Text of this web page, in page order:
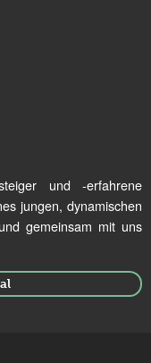
und -erfahrene
jungen, dynamischen
gemeinsam mit uns